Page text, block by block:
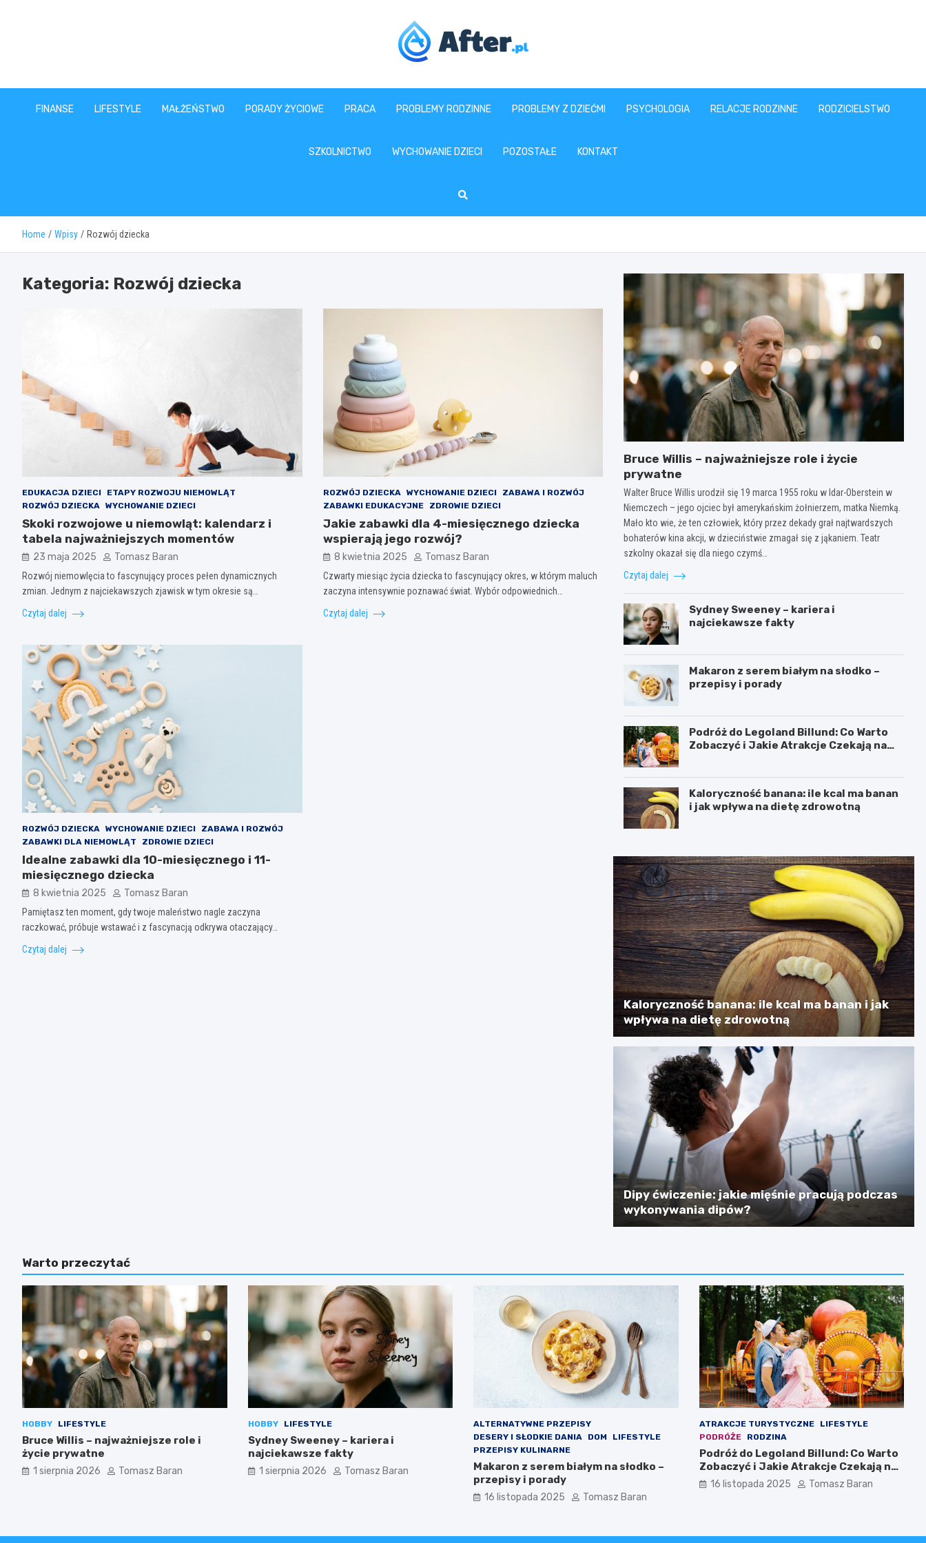
www.after.pl
FINANSE LIFESTYLE MAŁŻEŃSTWO PORADY ŻYCIOWE PRACA PROBLEMY RODZINNE PROBLEMY Z DZIEĆMI PSYCHOLOGIA RELACJE RODZINNE RODZICIELSTWO
SZKOLNICTWO WYCHOWANIE DZIECI POZOSTAŁE KONTAKT
Home Wpisy Rozwój dziecka
Kategoria: Rozwój dziecka
EDUKACJA DZIECI
ETAPY ROZWOJU NIEMOWLĄT
ROZWÓJ DZIECKA WYCHOWANIE DZIECI
Skoki rozwojowe u niemowląt: kalendarz i
tabela najważniejszych momentów
23 maja 2025 Tomasz Baran
Rozwój niemowlęcia to fascynujący proces pełen dynamicznych
zmian. Jednym z najciekawszych zjawisk w tym okresie są…
Czytaj dalej
ROZWÓJ DZIECKA WYCHOWANIE DZIECI
ZABAWA I ROZWÓJ
ZABAWKI EDUKACYJNE
ZDROWIE DZIECI
Jakie zabawki dla 4-miesięcznego dziecka
wspierają jego rozwój?
8 kwietnia 2025 Tomasz Baran
Czwarty miesiąc życia dziecka to fascynujący okres, w którym maluch
zaczyna intensywnie poznawać świat. Wybór odpowiednich…
Czytaj dalej
ROZWÓJ DZIECKA WYCHOWANIE DZIECI
ZABAWA I ROZWÓJ
ZABAWKI DLA NIEMOWLĄT
ZDROWIE DZIECI
Idealne zabawki dla 10-miesięcznego i 11-
miesięcznego dziecka
8 kwietnia 2025 Tomasz Baran
Pamiętasz ten moment, gdy twoje maleństwo nagle zaczyna
raczkować, próbuje wstawać i z fascynacją odkrywa otaczający…
Czytaj dalej
Bruce Willis – najważniejsze role i życie
prywatne
Walter Bruce Willis urodził się 19 marca 1955 roku w Idar-Oberstein w
Niemczech – jego ojciec był amerykańskim żołnierzem, matka Niemką.
Mało kto wie, że ten człowiek, który przez dekady grał najtwardszych
bohaterów kina akcji, w dzieciństwie zmagał się z jąkaniem. Teatr
szkolny okazał się dla niego czymś…
Czytaj dalej
Sydney Sweeney – kariera i
najciekawsze fakty
Makaron z serem białym na słodko –
przepisy i porady
Podróż do Legoland Billund: Co Warto
Zobaczyć i Jakie Atrakcje Czekają na
Kaloryczność banana: ile kcal ma banan
i jak wpływa na dietę zdrowotną
Kaloryczność banana: ile kcal ma banan i jak
wpływa na dietę zdrowotną
Dipy ćwiczenie: jakie mięśnie pracują podczas
wykonywania dipów?
Warto przeczytać
HOBBY LIFESTYLE
Bruce Willis – najważniejsze role i
życie prywatne
1 sierpnia 2026 Tomasz Baran
HOBBY LIFESTYLE
Sydney Sweeney – kariera i
najciekawsze fakty
1 sierpnia 2026 Tomasz Baran
ALTERNATYWNE PRZEPISY
DESERY I SŁODKIE DANIA
DOM
LIFESTYLE
PRZEPISY KULINARNE
Makaron z serem białym na słodko –
przepisy i porady
16 listopada 2025 Tomasz Baran
ATRAKCJE TURYSTYCZNE
LIFESTYLE
PODRÓŻE
RODZINA
Podróż do Legoland Billund: Co Warto
Zobaczyć i Jakie Atrakcje Czekają na
Całą Rodzinę
16 listopada 2025 Tomasz Baran